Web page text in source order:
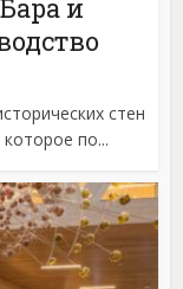
и
стен
по...